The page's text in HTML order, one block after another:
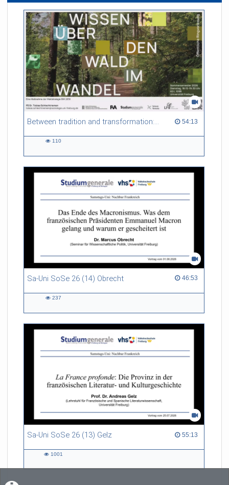
Between tradition and transformation: how owners, advisers and institutions co-create knowledge for resilient forests in Europe 54:13
54:13 duration
110
Sa-Uni SoSe 26 (14) Obrecht 46:53
46:53 duration
237
Sa-Uni SoSe 26 (13) Gelz 55:13
55:13 duration
1001